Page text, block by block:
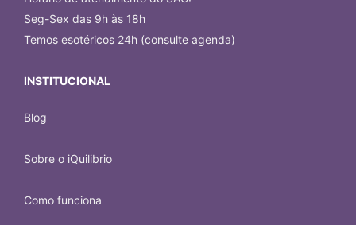
Seg-Sex das 9h às 18h
Temos esotéricos 24h (consulte agenda)
INSTITUCIONAL
Blog
Sobre o iQuilibrio
Como funciona